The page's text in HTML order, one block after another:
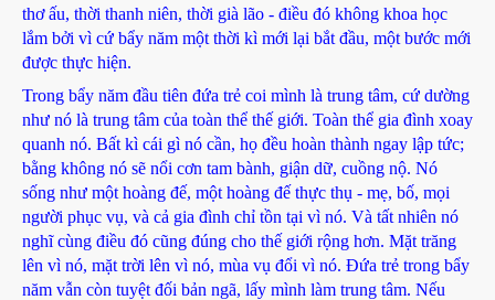
thơ ấu, thời thanh niên, thời già lão - điều đó không khoa học
lắm bởi vì cứ bẩy năm một thời kì mới lại bắt đầu, một bước mới
được thực hiện.
Trong bẩy năm đầu tiên đứa trẻ coi mình là trung tâm, cứ dường
như nó là trung tâm của toàn thể thế giới. Toàn thể gia đình xoay
quanh nó. Bất kì cái gì nó cần, họ đều hoàn thành ngay lập tức;
bằng không nó sẽ nổi cơn tam bành, giận dữ, cuồng nộ. Nó
sống như một hoàng đế, một hoàng đế thực thụ - mẹ, bố, mọi
người phục vụ, và cả gia đình chỉ tồn tại vì nó. Và tất nhiên nó
nghĩ cùng điều đó cũng đúng cho thế giới rộng hơn. Mặt trăng
lên vì nó, mặt trời lên vì nó, mùa vụ đổi vì nó. Đứa trẻ trong bẩy
năm vẫn còn tuyệt đối bản ngã, lấy mình làm trung tâm. Nếu